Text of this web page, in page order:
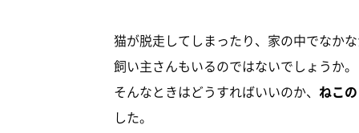
猫が脱走してしまったり、家の中でなか
飼い主さんもいるのではないでしょうか。
そんなときはどうすればいいのか、 ねこ
した。